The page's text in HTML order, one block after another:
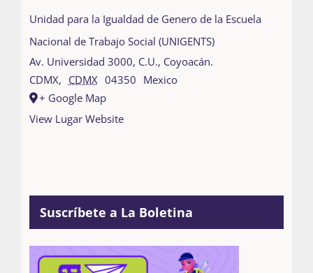
Unidad para la Igualdad de Genero de la Escuela
Nacional de Trabajo Social (UNIGENTS)
Av. Universidad 3000, C.U., Coyoacán.
CDMX, CDMX 04350 Mexico
+ Google Map
View Lugar Website
Suscríbete a La Boletina